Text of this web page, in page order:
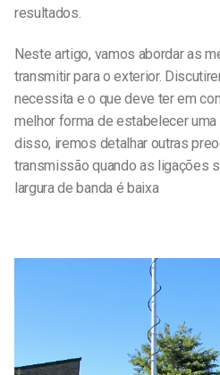
resultados.
Neste artigo, vamos abordar as
transmitir para o exterior.
necessita e o que deve ter em
melhor forma de estabelecer
disso, iremos detalhar outras
transmissão quando as ligações
largura de banda é baixa